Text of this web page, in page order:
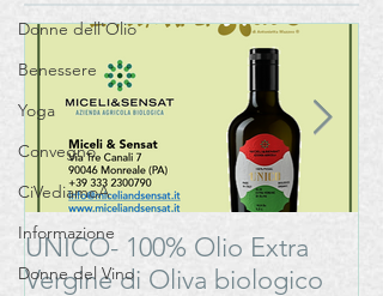
Donne dell'Olio
Benessere
Yoga
Convegno
CiVediamoA
Informazione
Donne del Vino
UNICO- 100% Olio Extra
Vergine di Oliva biologico